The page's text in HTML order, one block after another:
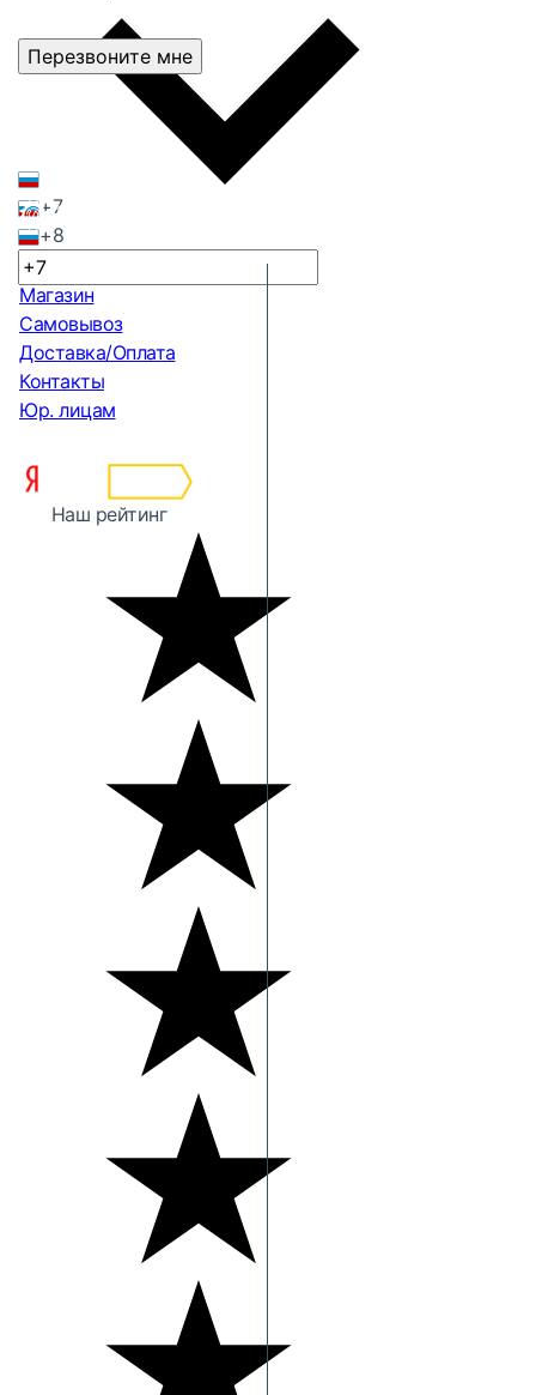
+7
+8
Перезвоните мне
Магазин
Самовывоз
Доставка/Оплата
Контакты
Юр. лицам
Наш рейтинг